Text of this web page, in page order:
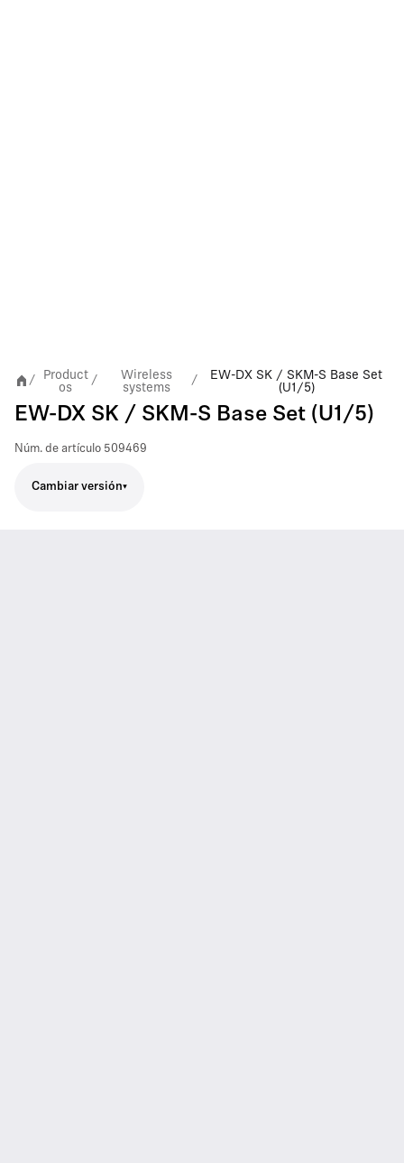
/
Product
os
/
Wireless
systems
/
EW-DX SK / SKM-S Base Set
(U1/5)
EW-DX SK / SKM-S Base Set (U1/5)
Núm. de artículo 509469
Cambiar versión